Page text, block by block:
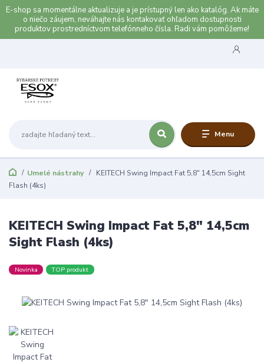
E-shop sa momentálne aktualizuje a je prístupný len ako katalóg. Ak máte
o niečo záujem, neváhajte nás kontakovať ohľadom dostupnosti
produktov prostredníctvom telefónneho čísla. Radi vám pomôžeme!
Menu
Umelé nástrahy
KEITECH Swing Impact Fat 5,8" 14,5cm Sight
Flash (4ks)
KEITECH Swing Impact Fat 5,8" 14,5cm
Sight Flash (4ks)
Novinka TOP produkt